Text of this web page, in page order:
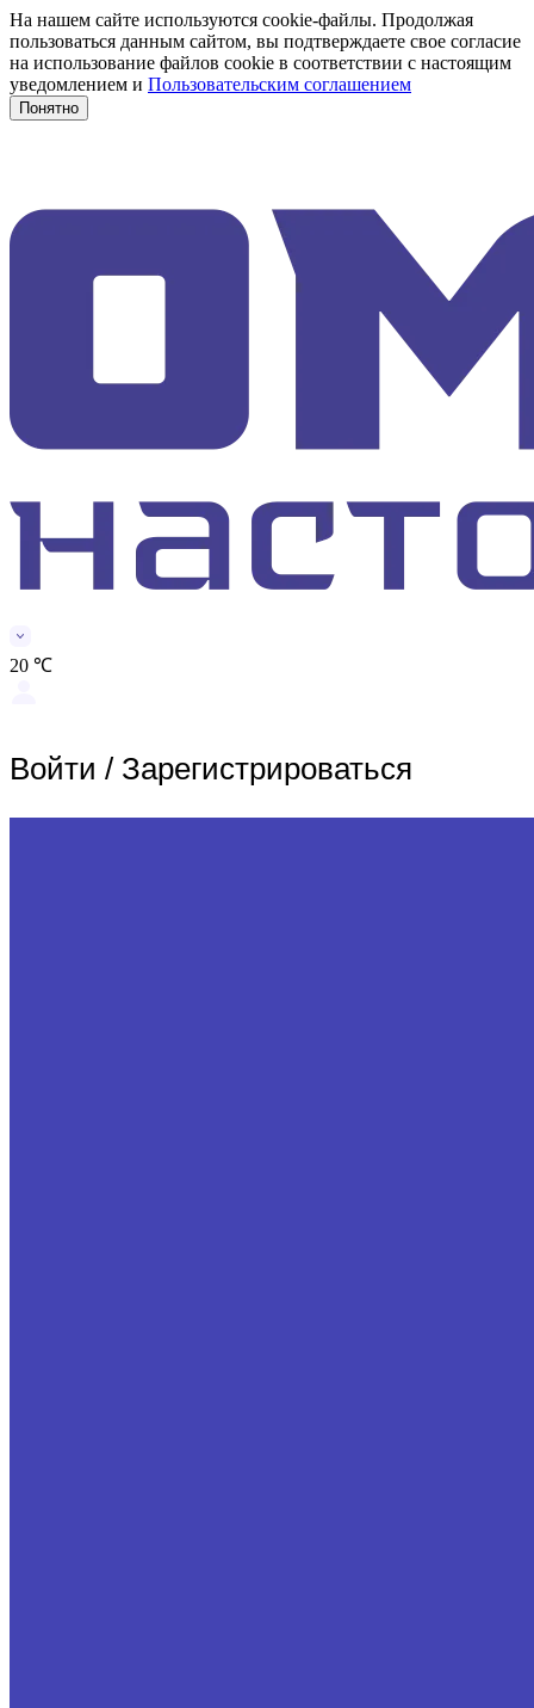
На нашем сайте используются cookie-файлы. Продолжая
пользоваться данным сайтом, вы подтверждаете свое согласие
на использование файлов cookie в соответствии с настоящим
уведомлением и Пользовательским соглашением
Понятно
20 ℃
Войти / Зарегистрироваться